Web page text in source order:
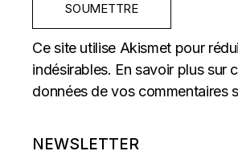
SOUMETTRE
Ce site utilise Akismet pour
indésirables. En savoir plus sur
données de vos commentaires
NEWSLETTER